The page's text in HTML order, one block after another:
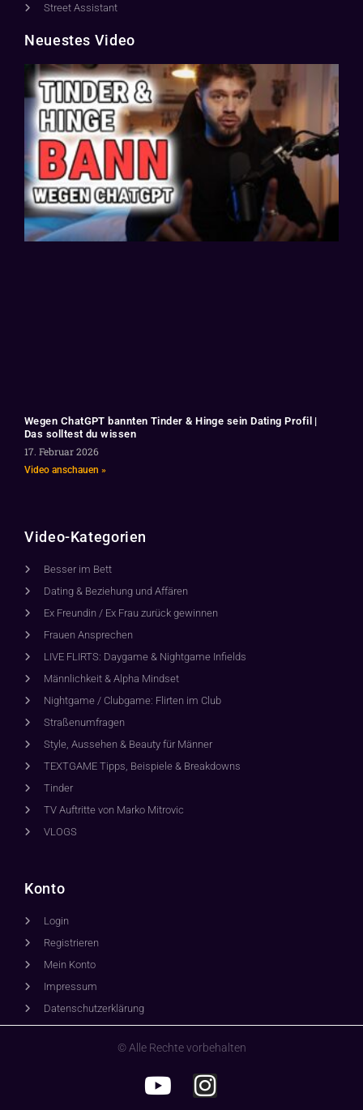
Street Assistant
Neuestes Video
Wegen ChatGPT bannten Tinder & Hinge sein Dating Profil |
Das solltest du wissen
17. Februar 2026
Video anschauen »
Video-Kategorien
Besser im Bett
Dating & Beziehung und Affären
Ex Freundin / Ex Frau zurück gewinnen
Frauen Ansprechen
LIVE FLIRTS: Daygame & Nightgame Infields
Männlichkeit & Alpha Mindset
Nightgame / Clubgame: Flirten im Club
Straßenumfragen
Style, Aussehen & Beauty für Männer
TEXTGAME Tipps, Beispiele & Breakdowns
Tinder
TV Auftritte von Marko Mitrovic
VLOGS
Konto
Login
Registrieren
Mein Konto
Impressum
Datenschutzerklärung
© Alle Rechte vorbehalten